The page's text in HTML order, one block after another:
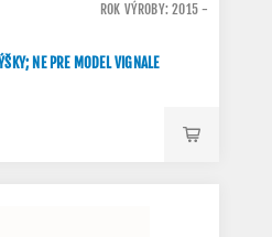
ROK VÝROBY: 2015 -
NE PRE MODEL VIGNALE